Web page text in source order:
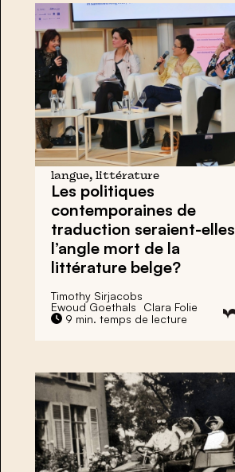
langue, littérature
Les politiques
contemporaines de
traduction seraient-elles
l’angle mort de la
littérature belge?
Timothy Sirjacobs
Ewoud Goethals
Clara Folie
9 min. temps de lecture